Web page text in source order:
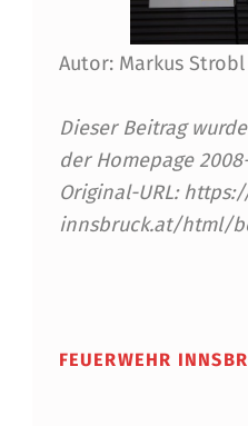
Autor: Markus Strobl
Dieser Beitrag
der Homepage
Original-URL:
innsbruck.at/html/
FEUERWEHR